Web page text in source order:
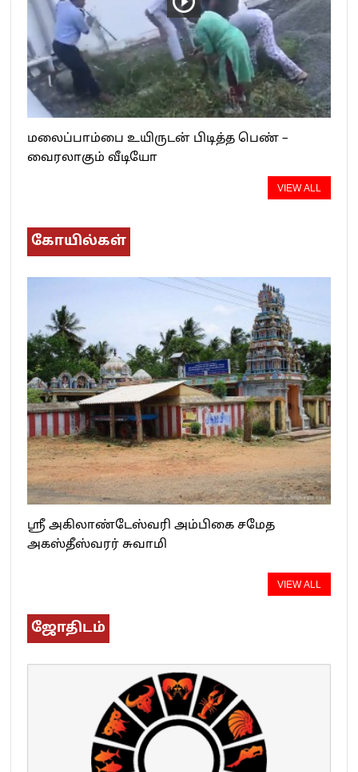
மலைப்பாம்பை உயிருடன் பிடித்த பெண் –
வைரலாகும் வீடியோ
VIEW ALL
கோயில்கள்
ஸ்ரீ அகிலாண்டேஸ்வரி அம்பிகை சமேத
அகஸ்தீஸ்வரர் சுவாமி
VIEW ALL
ஜோதிடம்